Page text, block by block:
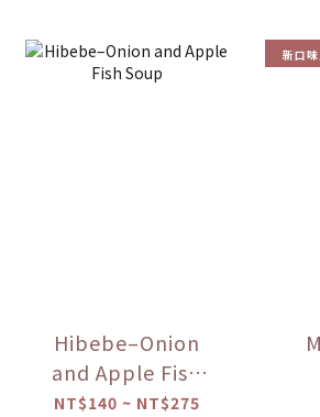
Hibebe–Onion
and Apple Fish
Soup
NT$140 ~ NT$275
新口